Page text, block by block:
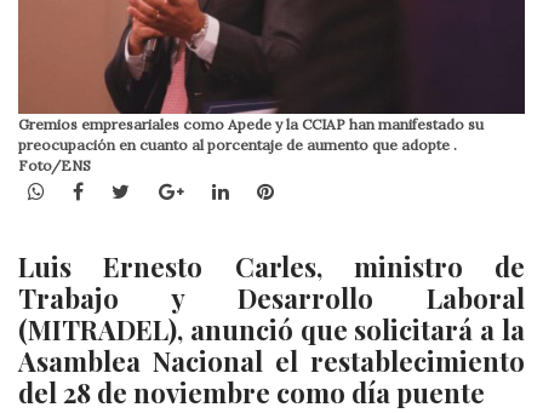
Gremios empresariales como Apede y la CCIAP han manifestado su
preocupación en cuanto al porcentaje de aumento que adopte .
Foto/ENS
WhatsApp
Facebook
TwitterGoogle+LinkedInPinterest
Luis Ernesto Carles, ministro de
Trabajo y Desarrollo Laboral
(MITRADEL), anunció que solicitará a la
Asamblea Nacional el restablecimiento
del 28 de noviembre como día puente